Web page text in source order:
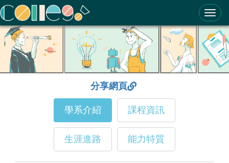
ColleGo! 大學選才與高中育才輔助系統
分享網頁
學系介紹 課程資訊
生涯進路 能力特質